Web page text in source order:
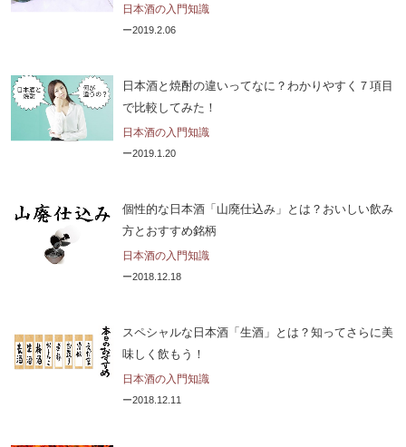
日本酒の入門知識
2019.2.06
日本酒と焼酎の違いってなに？わかりやすく７項目
で比較してみた！
日本酒の入門知識
2019.1.20
個性的な日本酒「山廃仕込み」とは？おいしい飲み
方とおすすめ銘柄
日本酒の入門知識
2018.12.18
スペシャルな日本酒「生酒」とは？知ってさらに美
味しく飲もう！
日本酒の入門知識
2018.12.11